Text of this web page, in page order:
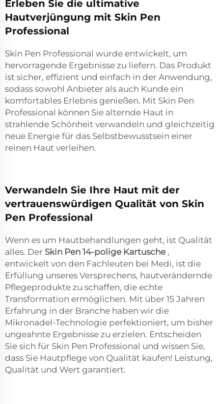
Erleben Sie die ultimative
Hautverjüngung mit Skin Pen
Professional
Skin Pen Professional wurde entwickelt, um
hervorragende Ergebnisse zu liefern. Das Produkt
ist sicher, effizient und einfach in der Anwendung,
sodass sowohl Anbieter als auch Kunde ein
komfortables Erlebnis genießen. Mit Skin Pen
Professional können Sie alternde Haut in
strahlende Schönheit verwandeln und gleichzeitig
neue Energie für das Selbstbewusstsein einer
reinen Haut verleihen.
Verwandeln Sie Ihre Haut mit der
vertrauenswürdigen Qualität von Skin
Pen Professional
Wenn es um Hautbehandlungen geht, ist Qualität
alles. Der Skin Pen 14-polige Kartusche ,
entwickelt von den Fachleuten bei Medi, ist die
Erfüllung unseres Versprechens, hautverändernde
Pflegeprodukte zu schaffen, die echte
Transformation ermöglichen. Mit über 15 Jahren
Erfahrung in der Branche haben wir die
Mikronadel-Technologie perfektioniert, um bisher
ungeahnte Ergebnisse zu erzielen. Entscheiden
Sie sich für Skin Pen Professional und wissen Sie,
dass Sie Hautpflege von Qualität kaufen! Leistung,
Qualität und Wert garantiert.